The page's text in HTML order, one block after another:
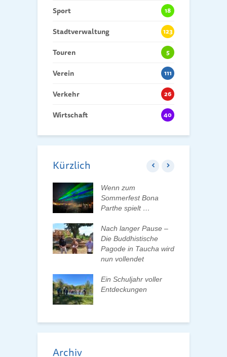
Sport 18
Stadtverwaltung 123
Touren 5
Verein 111
Verkehr 26
Wirtschaft 40
Kürzlich
Wenn zum
Sommerfest Bona
Parthe spielt …
Nach langer Pause –
Die Buddhistische
Pagode in Taucha wird
nun vollendet
Ein Schuljahr voller
Entdeckungen
Archiv